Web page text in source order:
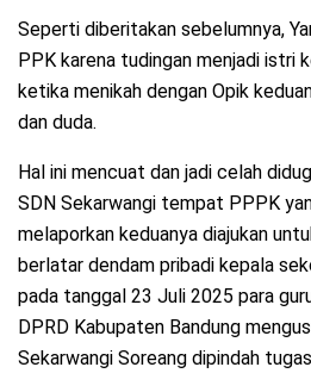
Seperti diberitakan sebelumnya,
PPK karena tudingan menjadi istri
ketika menikah dengan Opik
dan duda.
Hal ini mencuat dan jadi celah
SDN Sekarwangi tempat PPPK
melaporkan keduanya diajukan
berlatar dendam pribadi kepala
pada tanggal 23 Juli 2025 para
DPRD Kabupaten Bandung
Sekarwangi Soreang dipindah